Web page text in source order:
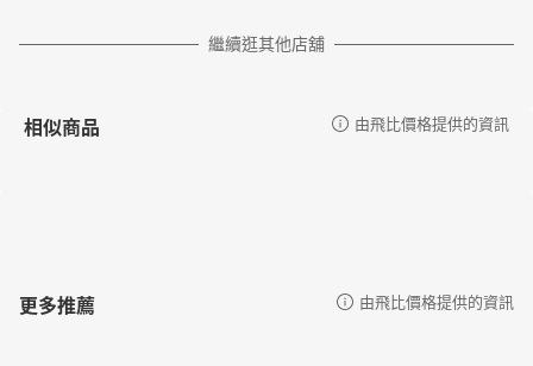
繼續逛其他店舖
相似商品 由飛比價格提供的資訊
更多推薦 由飛比價格提供的資訊